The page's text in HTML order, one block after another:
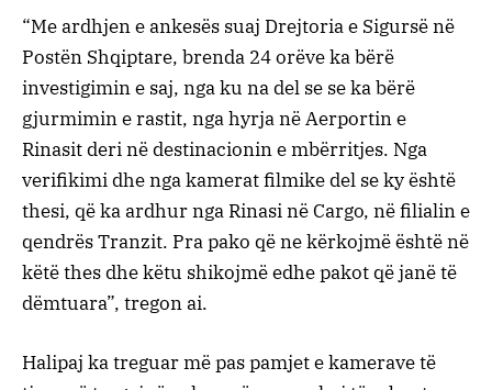
“Me ardhjen e ankesës suaj Drejtoria e Sigursë në
Postën Shqiptare, brenda 24 orëve ka bërë
investigimin e saj, nga ku na del se se ka bërë
gjurmimin e rastit, nga hyrja në Aerportin e
Rinasit deri në destinacionin e mbërritjes. Nga
verifikimi dhe nga kamerat filmike del se ky është
thesi, që ka ardhur nga Rinasi në Cargo, në filialin e
qendrës Tranzit. Pra pako që ne kërkojmë është në
këtë thes dhe këtu shikojmë edhe pakot që janë të
dëmtuara”, tregon ai.
Halipaj ka treguar më pas pamjet e kamerave të